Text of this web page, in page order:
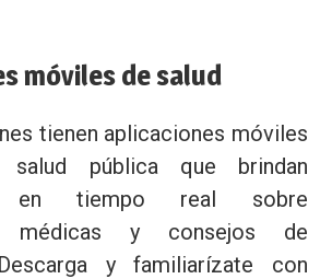
móviles de salud
tienen aplicaciones móviles
pública que brindan
en tiempo real sobre
médicas y consejos de
y familiarízate con